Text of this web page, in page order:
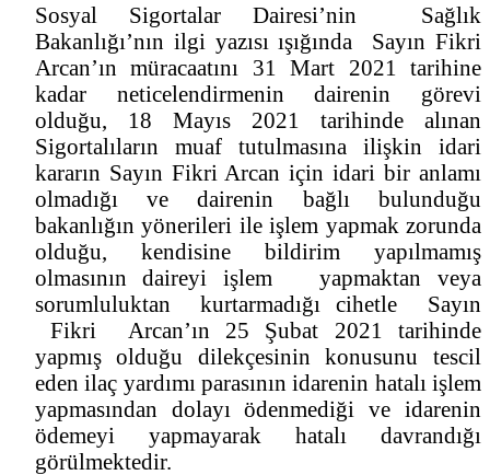
Sosyal Sigortalar Dairesi’nin Sağlık
Bakanlığı’nın ilgi yazısı ışığında Sayın Fikri
Arcan’ın müracaatını 31 Mart 2021 tarihine
kadar neticelendirmenin dairenin görevi
olduğu, 18 Mayıs 2021 tarihinde alınan
Sigortalıların muaf tutulmasına ilişkin idari
kararın Sayın Fikri Arcan için idari bir anlamı
olmadığı ve dairenin bağlı bulunduğu
bakanlığın yönerileri ile işlem yapmak zorunda
olduğu, kendisine bildirim yapılmamış
olmasının daireyi işlem yapmaktan veya
sorumluluktan kurtarmadığı cihetle Sayın
Fikri Arcan’ın 25 Şubat 2021 tarihinde
yapmış olduğu dilekçesinin konusunu tescil
eden ilaç yardımı parasının idarenin hatalı işlem
yapmasından dolayı ödenmediği ve idarenin
ödemeyi yapmayarak hatalı davrandığı
görülmektedir.